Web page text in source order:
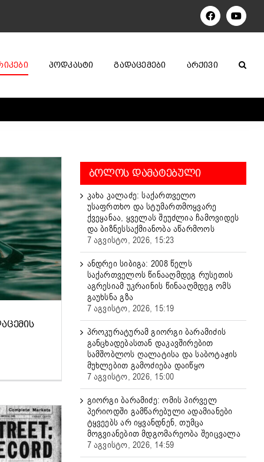
Facebook
ᲞᲝᲓᲙᲐᲡᲢᲘ ᲒᲐᲓᲐᲪᲔᲛᲔᲑᲘ ᲐᲠᲥᲘᲕᲘ
ᲑᲝᲚᲝᲡ ᲓᲐᲛᲐᲢᲔᲑᲣᲚᲘ
კახა კალაძე: საქართველო
უსაფრთხო და სტუმართმოყვარე
ქვეყანაა, ყველას შეუძლია ჩამოვიდეს
და ბიზნესსაქმიანობა აწარმოოს
7 აგვისტო, 2026, 15:23
ანდრეი სიბიგა: 2008 წელს
საქართველოს წინააღმდეგ რუსეთის
აგრესიამ უკრაინის წინააღმდეგ ომს
გაუხსნა გზა
7 აგვისტო, 2026, 15:19
პროკურატურამ გიორგი ბარამიძის
განცხადებასთან დაკავშირებით
სამშობლოს ღალატისა და საბოტაჟის
მუხლებით გამოძიება დაიწყო
7 აგვისტო, 2026, 15:00
გიორგი ბარამიძე: ომის პირველ
პერიოდში გამწარებული ადამიანები
ტყვეებს არ იყვანდნენ, თუმცა
მოგვიანებით მდგომარეობა შეიცვალა
7 აგვისტო, 2026, 14:59